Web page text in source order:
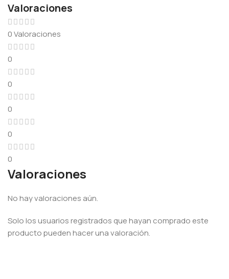
Valoraciones
0 Valoraciones
0
0
0
0
0
Valoraciones
No hay valoraciones aún.
Solo los usuarios registrados que hayan comprado este
producto pueden hacer una valoración.